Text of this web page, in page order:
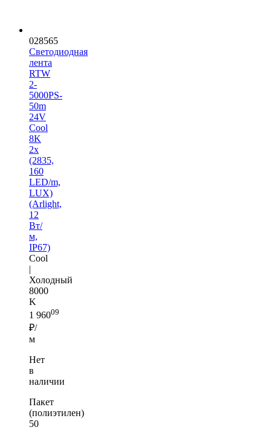
028565
Светодиодная
лента
RTW
2-
5000PS-
50m
24V
Cool
8K
2x
(2835,
160
LED/m,
LUX)
(Arlight,
12
Вт/
м,
IP67)
Cool
|
Холодный
8000
K
1 96009
₽/
м
Нет
в
наличии
Пакет
(полиэтилен)
50